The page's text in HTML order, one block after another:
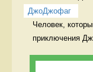
ДжоДжофаг
Человек,
приключения